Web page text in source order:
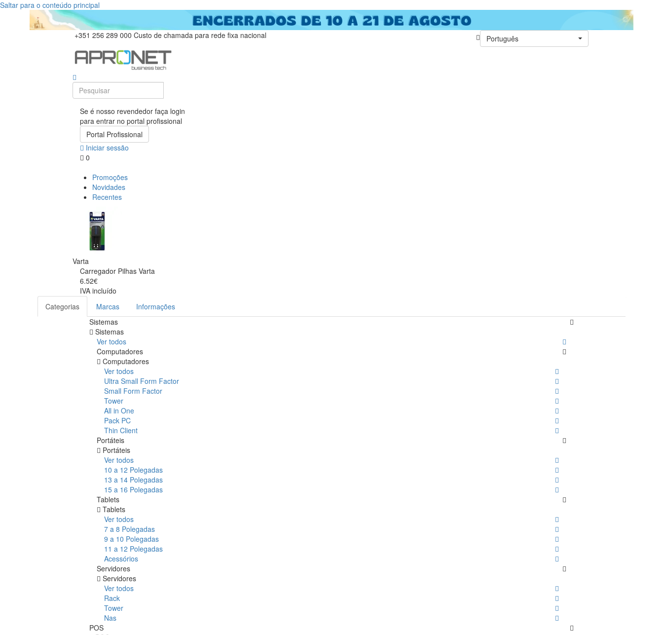
Saltar para o conteúdo principal
+351 256 289 000 Custo de chamada para rede fixa nacional Português
Se é nosso revendedor faça login
para entrar no portal profissional
Portal Profissional
Iniciar sessão
0
Promoções
Novidades
Recentes
Varta
Carregador Pilhas Varta
6.52€
IVA incluído
Categorias
Marcas
Informações
Sistemas
Sistemas
Ver todos
Computadores
Computadores
Ver todos
Ultra Small Form Factor
Small Form Factor
Tower
All in One
Pack PC
Thin Client
Portáteis
Portáteis
Ver todos
10 a 12 Polegadas
13 a 14 Polegadas
15 a 16 Polegadas
Tablets
Tablets
Ver todos
7 a 8 Polegadas
9 a 10 Polegadas
11 a 12 Polegadas
Acessórios
Servidores
Servidores
Ver todos
Rack
Tower
Nas
POS